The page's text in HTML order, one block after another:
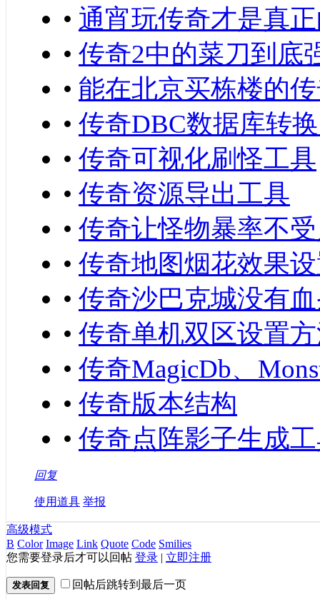
• 通宵玩传奇才是真
• 传奇2中的菜刀到底
• 能在北京买栋楼的
• 传奇DBC数据库转
• 传奇可视化刷怪工具
• 传奇资源导出工具
• 传奇让怪物暴率不
• 传奇地图烟花效果
• 传奇沙巴克城没有
• 传奇单机双区设置
• 传奇MagicDb、
• 传奇版本结构
• 传奇点阵影子生成
回复
使用道具 举报
高级模式
B Color Image Link Quote Code Smilies
您需要登录后才可以回帖 登录 | 立即注册
发表回复 回帖后跳转到最后一页